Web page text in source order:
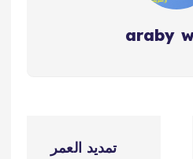
araby
تمديد العمر